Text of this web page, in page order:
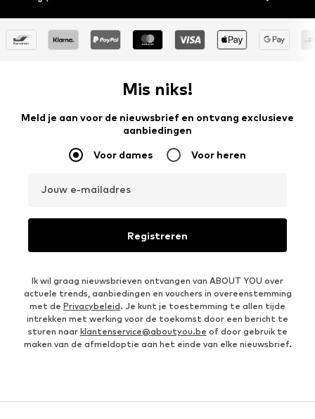
Mis niks!
Meld je aan voor de nieuwsbrief en ontvang exclusieve
aanbiedingen
Voor dames Voor heren
Jouw e-mailadres
Registreren
Ik wil graag nieuwsbrieven ontvangen van ABOUT YOU over
actuele trends, aanbiedingen en vouchers in overeenstemming
met de Privacybeleid. Je kunt je toestemming te allen tijde
intrekken met werking voor de toekomst door een bericht te
sturen naar klantenservice@aboutyou.be of door gebruik te
maken van de afmeldoptie aan het einde van elke nieuwsbrief.